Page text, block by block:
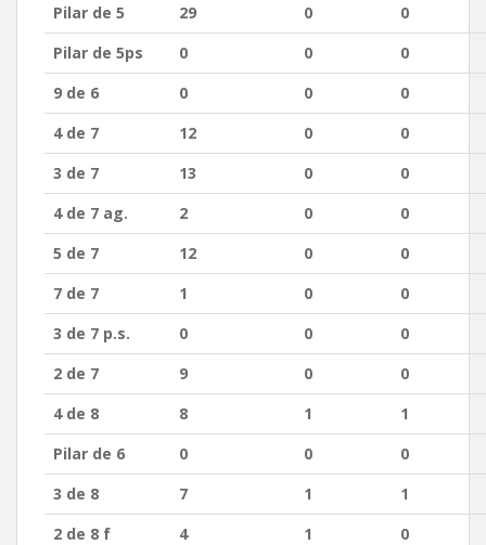
Pilar de 5
29 0
0
Pilar de 5ps
0 0
0
9 de 6
0 0
0
4 de 7
12 0
0
3 de 7
13 0
0
4 de 7 ag.
2 0
0
5 de 7
12 0
0
7 de 7
1 0
0
3 de 7 p.s.
0 0
0
2 de 7
9 0
0
4 de 8
8 1
1
Pilar de 6
0 0
0
3 de 8
7 1
1
2 de 8 f
4 1
0